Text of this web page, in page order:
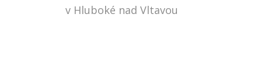
v Hluboké nad Vltavou